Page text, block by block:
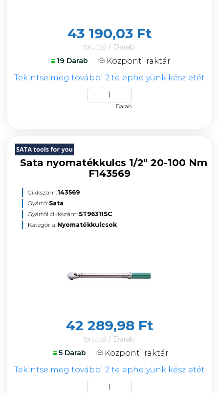
43 190,03 Ft
bruttó / Darab
19 Darab
Központi raktár
Tekintse meg további 2 telephelyünk készletét
Darab
Sata nyomatékkulcs 1/2" 20-100 Nm
F143569
Cikkszám:143569
Gyártó: Sata
Gyártói cikkszám: ST96311SC
Kategória: Nyomatékkulcsok
42 289,98 Ft
bruttó / Darab
5 Darab
Központi raktár
Tekintse meg további 2 telephelyünk készletét